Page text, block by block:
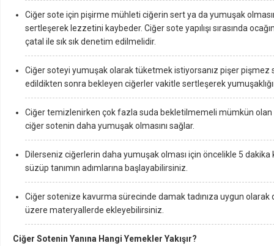
Ciğer sote için pişirme mühleti ciğerin sert ya da yumuşak
sertleşerek lezzetini kaybeder. Ciğer sote yapılışı sırasında
çatal ile sık sık denetim edilmelidir.
Ciğer soteyi yumuşak olarak tüketmek istiyorsanız pişer
edildikten sonra bekleyen ciğerler vakitle sertleşerek
Ciğer temizlenirken çok fazla suda bekletilmemeli mümkün
ciğer sotenin daha yumuşak olmasını sağlar.
Dilerseniz ciğerlerin daha yumuşak olması için öncelikle 5
süzüp tanımın adımlarına başlayabilirsiniz.
Ciğer sotenize kavurma sürecinde damak tadınıza uygun olarak
üzere materyallerde ekleyebilirsiniz.
Ciğer Sotenin Yanına Hangi Yemekler Yakışır?